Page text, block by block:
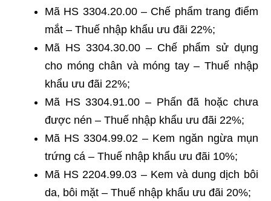
Mã HS 3304.20.00 – Chế phẩm trang điểm
mắt – Thuế nhập khẩu ưu đãi 22%;
Mã HS 3304.30.00 – Chế phẩm sử dụng
cho móng chân và móng tay – Thuế nhập
khẩu ưu đãi 22%;
Mã HS 3304.91.00 – Phấn đã hoặc chưa
được nén – Thuế nhập khẩu ưu đãi 22%;
Mã HS 3304.99.02 – Kem ngăn ngừa mụn
trứng cá – Thuế nhập khẩu ưu đãi 10%;
Mã HS 2204.99.03 – Kem và dung dịch bôi
da, bôi mặt – Thuế nhập khẩu ưu đãi 20%;